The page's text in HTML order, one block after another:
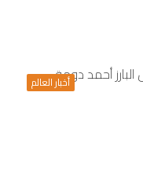
أخبار العالم